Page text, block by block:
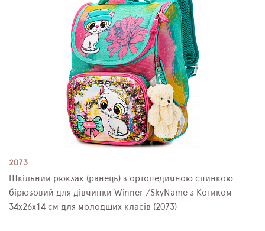
2073
Шкільний рюкзак (ранець) з ортопедичною спинкою
бірюзовий для дівчинки Winner /SkyName з Котиком
34х26х14 см для молодших класів (2073)